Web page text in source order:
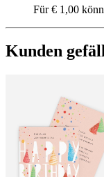
Für € 1,00
Kunden